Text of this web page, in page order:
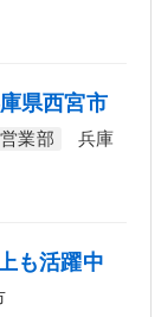
県西宮市
業部
兵庫
も活躍中